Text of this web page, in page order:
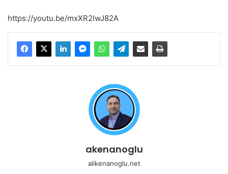
https://youtu.be/mxXR2IwJ82A
akenanoglu
alikenanoglu.net